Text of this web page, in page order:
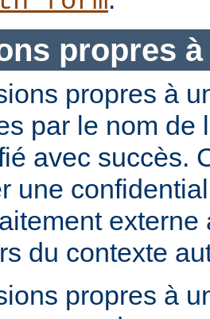
propres
propres à
par le nom de
avec succès.
une
du contexte
propres à